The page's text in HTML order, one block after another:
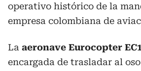
operativo histórico de la
empresa colombiana de
La aeronave Eurocopter
encargada de trasladar al